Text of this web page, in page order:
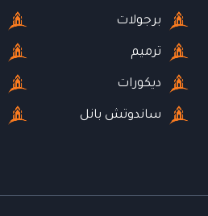
برجولات
ترميم
ديكورات
ساندوتش بانل